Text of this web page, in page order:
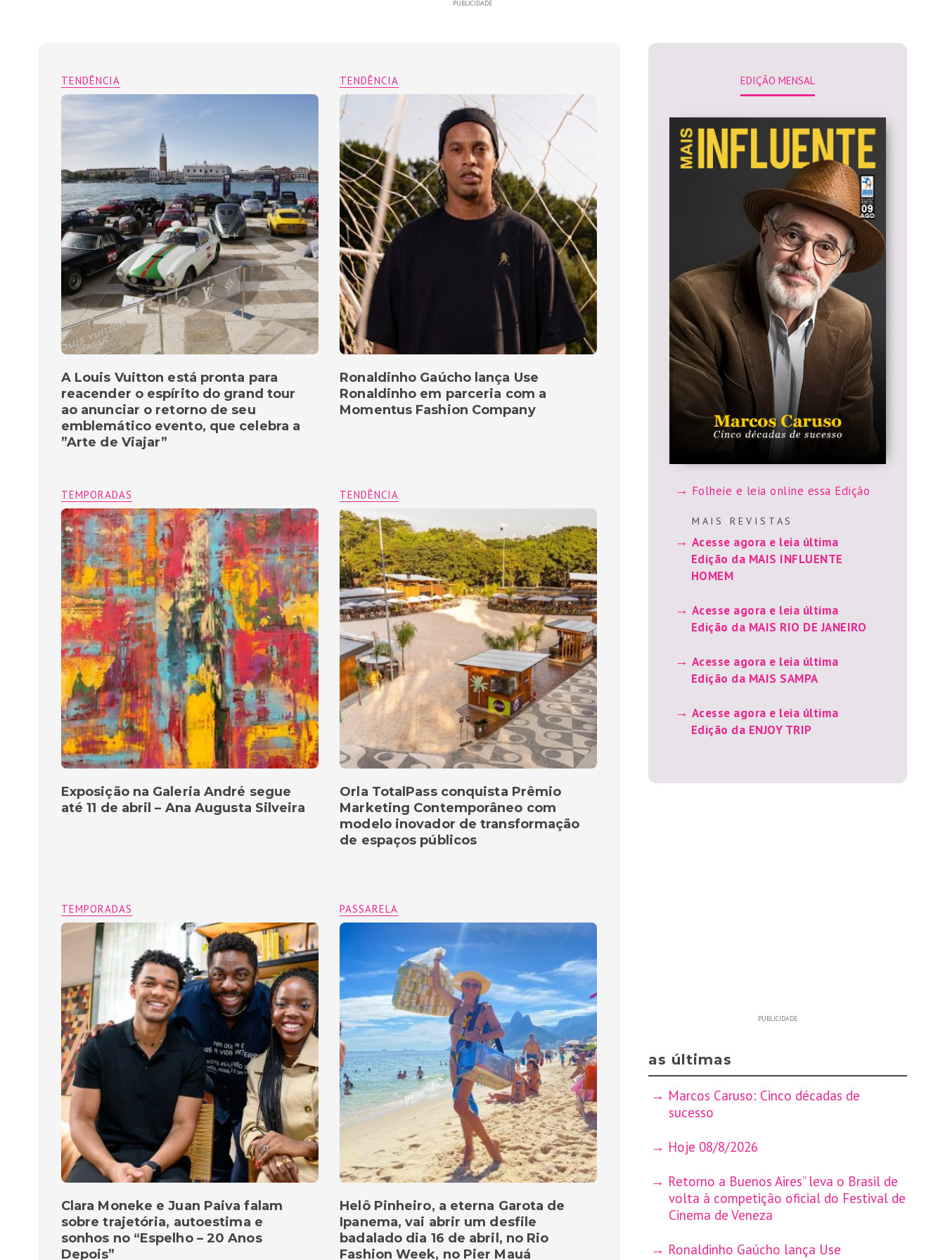
PUBLICIDADE
TENDÊNCIA
Ronaldinho Gaúcho lança Use
Ronaldinho em parceria com a
Momentus Fashion Company
TENDÊNCIA
A Louis Vuitton está pronta para
reacender o espírito do grand tour
ao anunciar o retorno de seu
emblemático evento, que celebra a
”Arte de Viajar”
TENDÊNCIA
Orla TotalPass conquista Prêmio
Marketing Contemporâneo com
modelo inovador de transformação
de espaços públicos
TEMPORADAS
Exposição na Galeria André segue
até 11 de abril – Ana Augusta Silveira
PASSARELA
Helô Pinheiro, a eterna Garota de
Ipanema, vai abrir um desfile
badalado dia 16 de abril, no Rio
Fashion Week, no Pier Mauá
TEMPORADAS
Clara Moneke e Juan Paiva falam
sobre trajetória, autoestima e
sonhos no “Espelho – 20 Anos
Depois”
EDIÇÃO MENSAL
Folheie e leia online essa Edição
M A I S R E V I S T A S
Acesse agora e leia última
Edição da MAIS INFLUENTE
HOMEM
Acesse agora e leia última
Edição da MAIS RIO DE JANEIRO
Acesse agora e leia última
Edição da MAIS SAMPA
Acesse agora e leia última
Edição da ENJOY TRIP
PUBLICIDADE
as últimas
Marcos Caruso: Cinco décadas de
sucesso
Hoje 08/8/2026
Retorno a Buenos Aires” leva o Brasil de
volta à competição oficial do Festival de
Cinema de Veneza
Ronaldinho Gaúcho lança Use